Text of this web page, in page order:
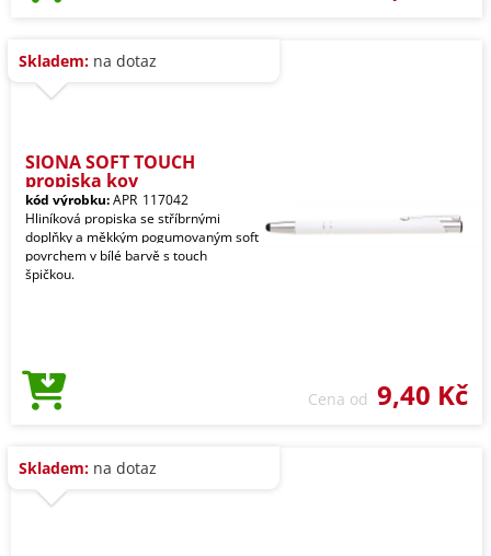
Skladem: na dotaz
SIONA SOFT TOUCH
propiska kov
kód výrobku:APR_117042
Hliníková propiska se stříbrnými
doplňky a měkkým pogumovaným soft
povrchem v bílé barvě s touch
špičkou.
Cena od 9,40 Kč
Skladem: na dotaz